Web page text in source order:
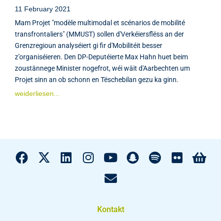
11 February 2021
Mam Projet "modèle multimodal et scénarios de mobilité
transfrontaliers" (MMUST) sollen d'Verkéiersflëss an der
Grenzregioun analyséiert gi fir d'Mobilitéit besser
z’organiséieren. Den DP-Deputéierte Max Hahn huet beim
zoustännege Minister nogefrot, wéi wäit d'Aarbechten um
Projet sinn an ob schonn en Tëschebilan gezu ka ginn.
weiderliesen...
Kontakt